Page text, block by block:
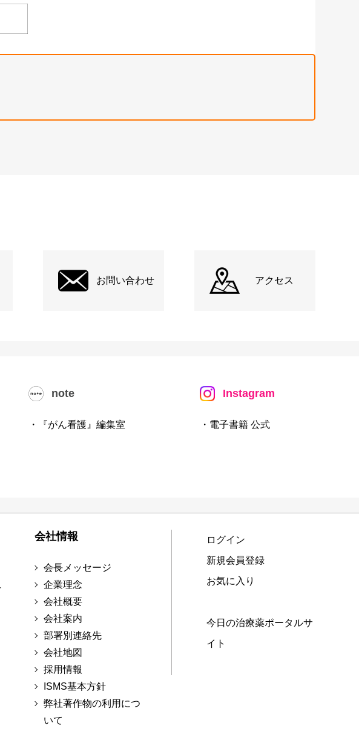
お問い合わせ アクセス
note
・『がん看護』編集室
Instagram
・電子書籍 公式
会社情報
会長メッセージ
企業理念
会社概要
会社案内
部署別連絡先
会社地図
採用情報
ISMS基本方針
弊社著作物の利用につ
いて
ログイン
新規会員登録
お気に入り
今日の治療薬ポータルサ
イト